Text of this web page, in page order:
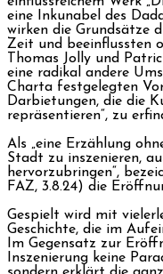
eine Inkunabel des
wirken die Grundsätze
Zeit und beeinflussten
Thomas Jolly und
eine radikal andere
Charta festgelegten
Darbietungen, die die
repräsentieren“, zu
Als „eine Erzählung
Stadt zu inszenieren,
hervorzubringen“,
FAZ, 3.8.24) die
Gespielt wird mit
Geschichte, die im
Im Gegensatz zur
Inszenierung keine